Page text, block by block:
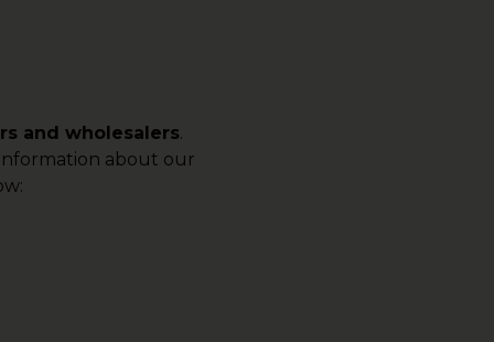
and wholesalers.
about our